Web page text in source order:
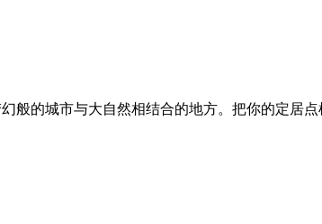
的城市与大自然相结合的地方。把你的定居